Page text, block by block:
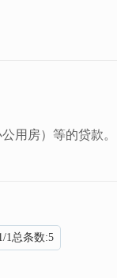
用房）等的贷款。
/1总条数:5